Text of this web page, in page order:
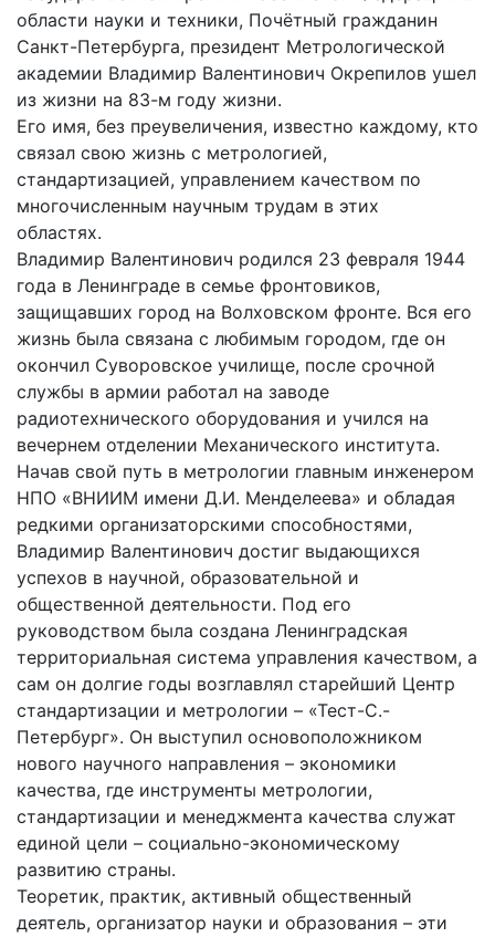
области науки и техники, Почётный гражданин
Санкт-Петербурга, президент Метрологической
академии Владимир Валентинович Окрепилов ушел
из жизни на 83-м году жизни.
Его имя, без преувеличения, известно каждому, кто
связал свою жизнь с метрологией,
стандартизацией, управлением качеством по
многочисленным научным трудам в этих
областях.
Владимир Валентинович родился 23 февраля 1944
года в Ленинграде в семье фронтовиков,
защищавших город на Волховском фронте. Вся его
жизнь была связана с любимым городом, где он
окончил Суворовское училище, после срочной
службы в армии работал на заводе
радиотехнического оборудования и учился на
вечернем отделении Механического института.
Начав свой путь в метрологии главным инженером
НПО «ВНИИМ имени Д.И. Менделеева» и обладая
редкими организаторскими способностями,
Владимир Валентинович достиг выдающихся
успехов в научной, образовательной и
общественной деятельности. Под его
руководством была создана Ленинградская
территориальная система управления качеством, а
сам он долгие годы возглавлял старейший Центр
стандартизации и метрологии – «Тест-С.-
Петербург». Он выступил основоположником
нового научного направления – экономики
качества, где инструменты метрологии,
стандартизации и менеджмента качества служат
единой цели – социально-экономическому
развитию страны.
Теоретик, практик, активный общественный
деятель, организатор науки и образования – эти